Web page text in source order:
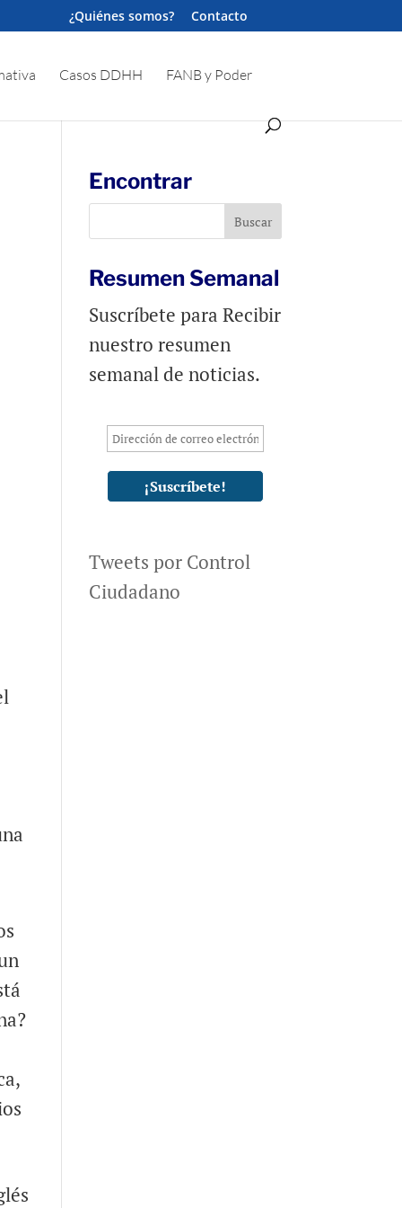
¿Quiénes somos? Contacto
Casos DDHH FANB y Poder
Encontrar
Resumen Semanal
Suscríbete para Recibir
nuestro resumen
semanal de noticias.
Tweets por Control
Ciudadano